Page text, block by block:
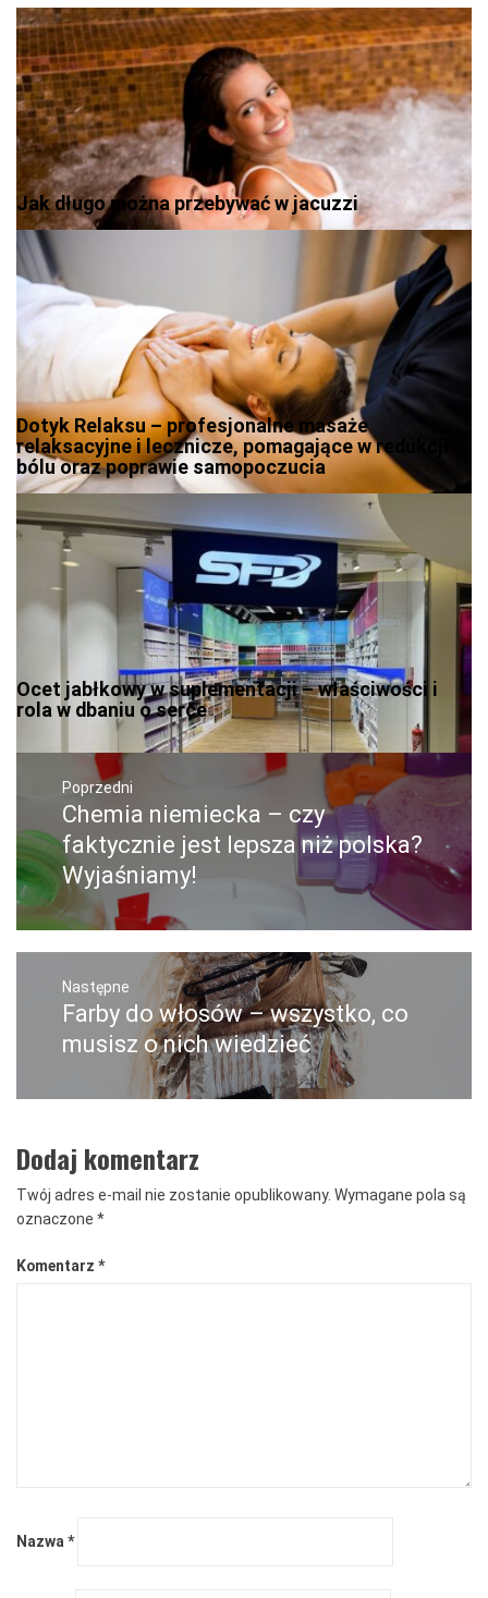
Jak długo można przebywać w jacuzzi
Dotyk Relaksu – profesjonalne masaże
relaksacyjne i lecznicze, pomagające w redukcji
bólu oraz poprawie samopoczucia
Ocet jabłkowy w suplementacji – właściwości i
rola w dbaniu o serce
Nawigacja
wpisuPoprzedni
Poprzedni
wpis:
Chemia niemiecka – czy
faktycznie jest lepsza niż polska?
Wyjaśniamy!
Następne
Następny
Farby do włosów – wszystko, co
musisz o nich wiedzieć
Dodaj komentarz
Twój adres e-mail nie zostanie opublikowany. Wymagane pola są
oznaczone *
Komentarz *
Nazwa *